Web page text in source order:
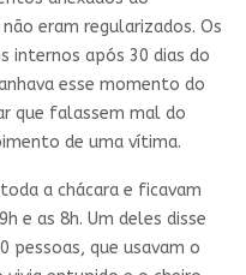
eram regularizados. Os
internos após 30 dias do
esse momento do
que falassem mal do
de uma vítima.
a chácara e ficavam
e as 8h. Um deles disse
pessoas, que usavam o